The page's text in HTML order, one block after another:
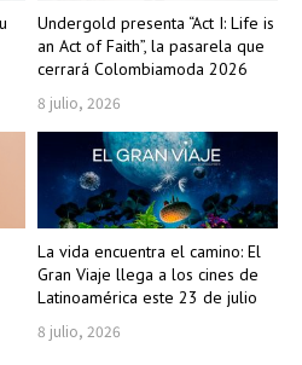
Undergold presenta “Act I: Life is
an Act of Faith”, la pasarela que
cerrará Colombiamoda 2026
8 julio, 2026
La vida encuentra el camino: El
Gran Viaje llega a los cines de
Latinoamérica este 23 de julio
8 julio, 2026